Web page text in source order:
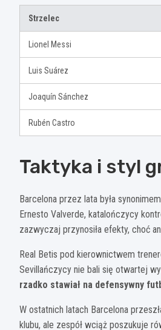
Strzelec
Lionel Messi
Luis Suárez
Joaquín Sánchez
Rubén Castro
Taktyka i styl
Barcelona przez lata była
Ernesto Valverde, katalończycy
zazwyczaj przynosiła efekty, choć
Real Betis pod kierownictwem
Sevillańczycy nie bali się otwartej
rzadko stawiał na defensywny
W ostatnich latach Barcelona
klubu, ale zespół wciąż poszukuje